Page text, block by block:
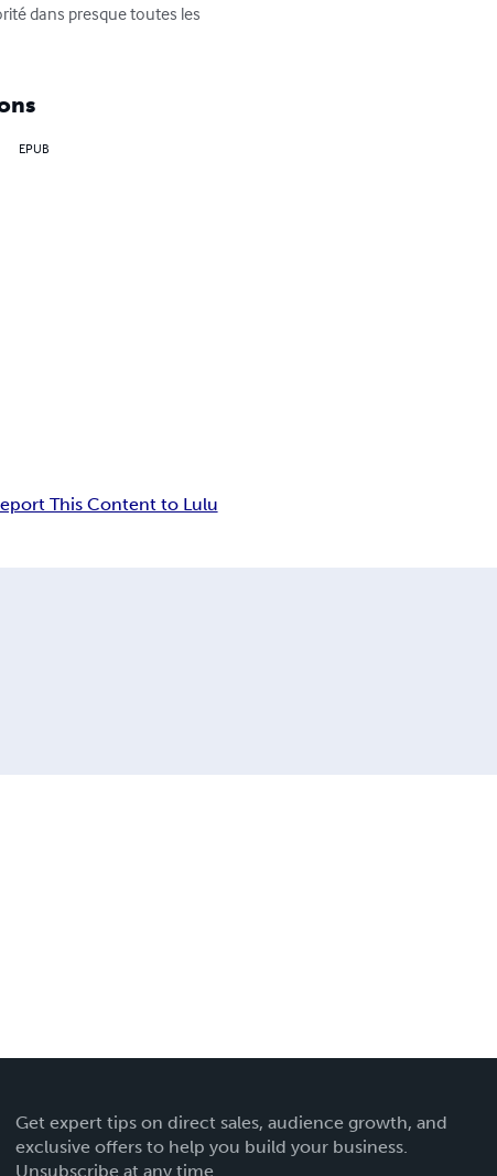
dans presque toutes les
EPUB
This Content to Lulu
Get expert tips on direct sales, audience growth, and
exclusive offers to help you build your business.
Unsubscribe at any time.